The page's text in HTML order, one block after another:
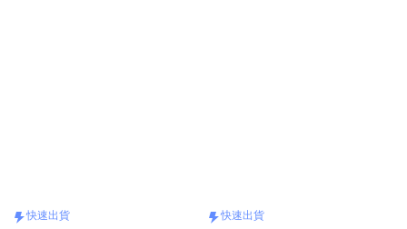
快速出貨 快速出貨